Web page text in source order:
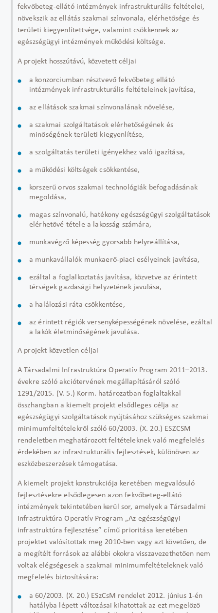
fekvőbeteg-ellátó intézmények infrastrukturális feltételei,
növekszik az ellátás szakmai színvonala, elérhetősége és
területi kiegyenlítettsége, valamint csökkennek az
egészségügyi intézmények működési költsége.
A projekt hosszútávú, közvetett céljai
a konzorciumban résztvevő fekvőbeteg ellátó
intézmények infrastrukturális feltételeinek javítása,
az ellátások szakmai színvonalának növelése,
a szakmai szolgáltatások elérhetőségének és
minőségének területi kiegyenlítése,
a szolgáltatás területi igényekhez való igazítása,
a működési költségek csökkentése,
korszerű orvos szakmai technológiák befogadásának
megoldása,
magas színvonalú, hatékony egészségügyi szolgáltatások
elérhetővé tétele a lakosság számára,
munkavégző képesség gyorsabb helyreállítása,
a munkavállalók munkaerő-piaci esélyeinek javítása,
ezáltal a foglalkoztatás javítása, közvetve az érintett
térségek gazdasági helyzetének javulása,
a halálozási ráta csökkentése,
az érintett régiók versenyképességének növelése, ezáltal
a lakók életminőségének javulása.
A projekt közvetlen céljai
A Társadalmi Infrastruktúra Operatív Program 2011–2013.
évekre szóló akciótervének megállapításáról szóló
1291/2015. (V. 5.) Korm. határozatban foglaltakkal
összhangban a kiemelt projekt elsődleges célja az
egészségügyi szolgáltatások nyújtásához szükséges szakmai
minimumfeltételekről szóló 60/2003. (X. 20.) ESZCSM
rendeletben meghatározott feltételeknek való megfelelés
érdekében az infrastrukturális fejlesztések, különösen az
eszközbeszerzések támogatása.
A kiemelt projekt konstrukciója keretében megvalósuló
fejlesztésekre elsődlegesen azon fekvőbeteg-ellátó
intézmények tekintetében kerül sor, amelyek a Társadalmi
Infrastruktúra Operatív Program „Az egészségügyi
infrastruktúra fejlesztése” című prioritása keretében
projektet valósítottak meg 2010-ben vagy azt követően, de
a megítélt források az alábbi okokra visszavezethetően nem
voltak elégségesek a szakmai minimumfeltételeknek való
megfelelés biztosítására:
a 60/2003. (X. 20.) ESzCsM rendelet 2012. június 1-én
hatályba lépett változásai kihatottak az ezt megelőző